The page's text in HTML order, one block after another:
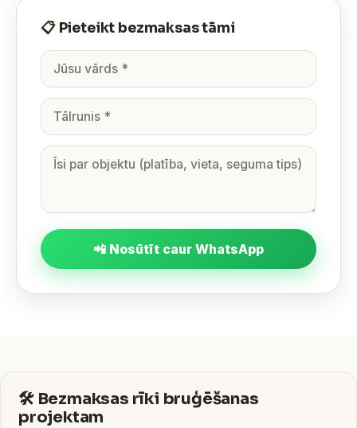
📋 Pieteikt bezmaksas tāmi
📲 Nosūtīt caur WhatsApp
🛠️ Bezmaksas rīki bruģēšanas
projektam